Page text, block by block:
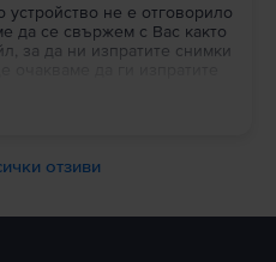
не е отговорило
да се свържем с Вас както
за да ни изпратите снимки
съдействаме за
отзиви